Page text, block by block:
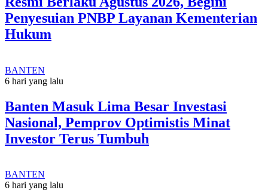
Penyesuian PNBP Layanan Kementerian
Hukum
BANTEN
6 hari yang lalu
Banten Masuk Lima Besar Investasi
Nasional, Pemprov Optimistis Minat
Investor Terus Tumbuh
BANTEN
6 hari yang lalu